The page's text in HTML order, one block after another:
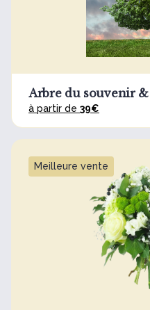
Arbre du souvenir
à partir de 39€
Meilleure vente